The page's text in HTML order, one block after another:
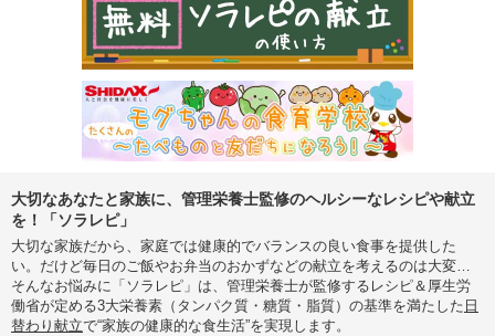
大切なあなたと家族に、管理栄養士監修のヘルシーなレシピや献立
を！「ソラレピ」
大切な家族だから、家庭では健康的でバランスの良い食事を提供した
い。だけど毎日のご飯やお弁当のおかずなどの献立を考えるのは大変…
そんなお悩みに「ソラレピ」は、管理栄養士が監修するレシピ＆厚生労
働省が定める3大栄養素（タンパク質・糖質・脂質）の基準を満たした 日
替わり献立で“家族の健康的な食生活”を実現します。